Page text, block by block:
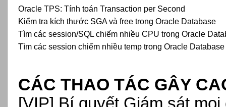
Oracle TPS: Tính toán Transaction per Second
Kiểm tra kích thước SGA và free trong Oracle Database
Tìm các session/SQL chiếm nhiều CPU trong Oracle
Tìm các session chiếm nhiều temp trong Oracle Database
CÁC THAO TÁC GÂY